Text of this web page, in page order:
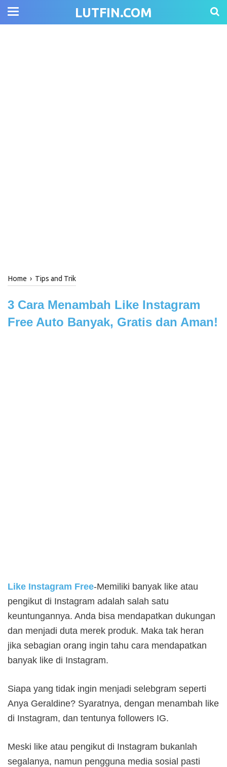
LUTFIN.COM
Home › Tips and Trik
3 Cara Menambah Like Instagram
Free Auto Banyak, Gratis dan Aman!
Like Instagram Free-Memiliki banyak like atau
pengikut di Instagram adalah salah satu
keuntungannya. Anda bisa mendapatkan dukungan
dan menjadi duta merek produk. Maka tak heran
jika sebagian orang ingin tahu cara mendapatkan
banyak like di Instagram.
Siapa yang tidak ingin menjadi selebgram seperti
Anya Geraldine? Syaratnya, dengan menambah like
di Instagram, dan tentunya followers IG.
Meski like atau pengikut di Instagram bukanlah
segalanya, namun pengguna media sosial pasti